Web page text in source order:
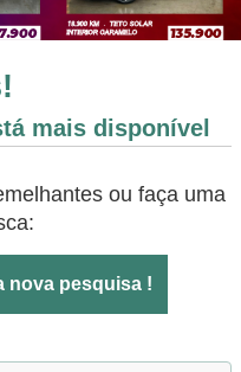
mais disponível
ou faça uma
nova pesquisa !